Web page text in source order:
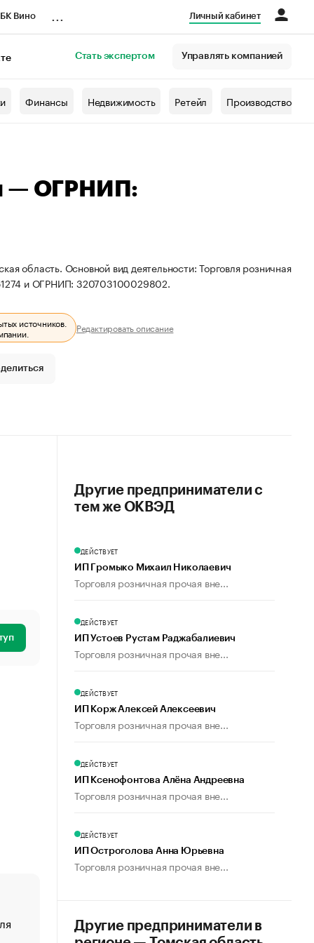
Вино Личный кабинет
Стать экспертом Управлять компанией
Финансы Недвижимость Ретейл Производство
— ОГРНИП:
область. Основной вид деятельности: Торговля розничная
и ОГРНИП: 320703100029802.
источников.
Редактировать описание
«От спорта тело стареет иначе». Как живет глава
создавшей GTA
Другие предприниматели с
тем же ОКВЭД
ДЕЙСТВУЕТ
ИП Громыко Михаил Николаевич
Торговля розничная прочая вне...
ДЕЙСТВУЕТ
ИП Устоев Рустам Раджабалиевич
Торговля розничная прочая вне...
ДЕЙСТВУЕТ
ИП Корж Алексей Алексеевич
Торговля розничная прочая вне...
ДЕЙСТВУЕТ
ИП Ксенофонтова Алёна Андреевна
Торговля розничная прочая вне...
ДЕЙСТВУЕТ
ИП Остроголова Анна Юрьевна
Торговля розничная прочая вне...
Другие предприниматели в